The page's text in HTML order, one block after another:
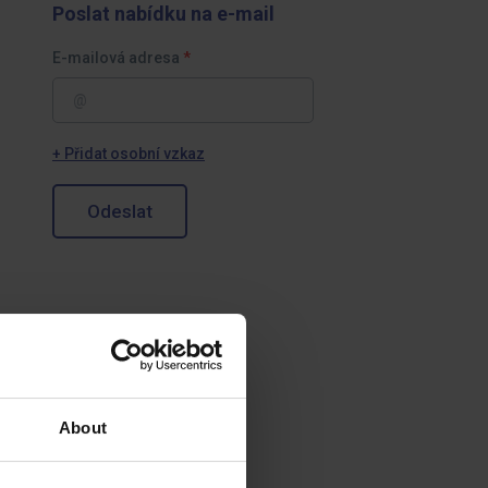
About
Poslat nabídku na e-mail
E-mailová adresa
+ Přidat osobní vzkaz
Odeslat